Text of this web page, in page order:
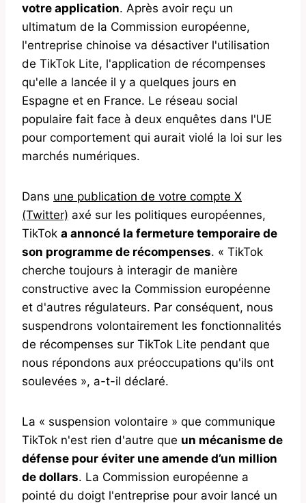
votre application. Après avoir reçu un
ultimatum de la Commission européenne,
l'entreprise chinoise va désactiver l'utilisation
de TikTok Lite, l'application de récompenses
qu'elle a lancée il y a quelques jours en
Espagne et en France. Le réseau social
populaire fait face à deux enquêtes dans l'UE
pour comportement qui aurait violé la loi sur les
marchés numériques.
Dans une publication de votre compte X
(Twitter) axé sur les politiques européennes,
TikTok a annoncé la fermeture temporaire de
son programme de récompenses. « TikTok
cherche toujours à interagir de manière
constructive avec la Commission européenne
et d'autres régulateurs. Par conséquent, nous
suspendrons volontairement les fonctionnalités
de récompenses sur TikTok Lite pendant que
nous répondons aux préoccupations qu'ils ont
soulevées », a-t-il déclaré.
La « suspension volontaire » que communique
TikTok n'est rien d'autre que un mécanisme de
défense pour éviter une amende d’un million
de dollars. La Commission européenne a
pointé du doigt l'entreprise pour avoir lancé un